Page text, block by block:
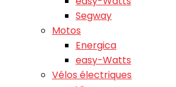
Segway
Motos
Energica
easy-Watts
Vélos électriques